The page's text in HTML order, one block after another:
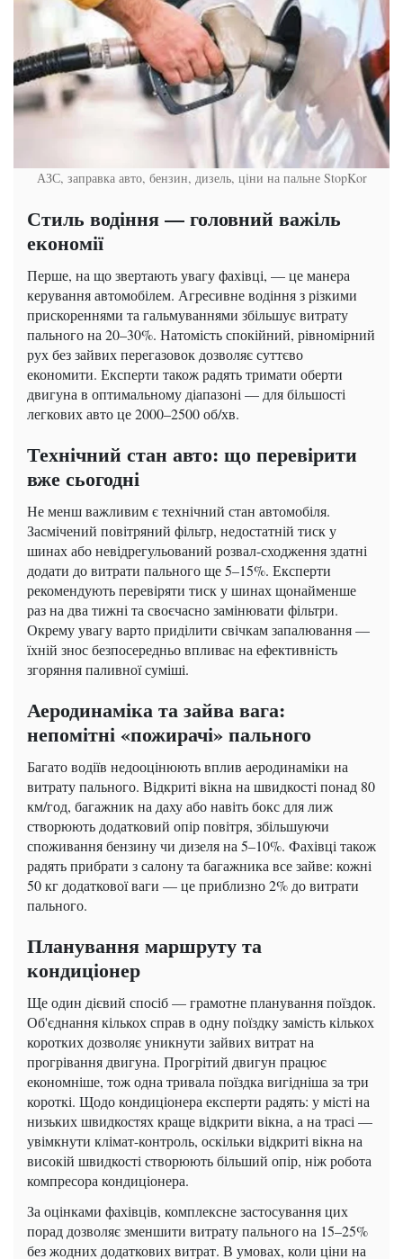
АЗС, заправка авто, бензин, дизель, ціни на пальне StopKor
Стиль водіння — головний важіль
економії
Перше, на що звертають увагу фахівці, — це манера
керування автомобілем. Агресивне водіння з різкими
прискореннями та гальмуваннями збільшує витрату
пального на 20–30%. Натомість спокійний, рівномірний
рух без зайвих перегазовок дозволяє суттєво
економити. Експерти також радять тримати оберти
двигуна в оптимальному діапазоні — для більшості
легкових авто це 2000–2500 об/хв.
Технічний стан авто: що перевірити
вже сьогодні
Не менш важливим є технічний стан автомобіля.
Засмічений повітряний фільтр, недостатній тиск у
шинах або невідрегульований розвал-сходження здатні
додати до витрати пального ще 5–15%. Експерти
рекомендують перевіряти тиск у шинах щонайменше
раз на два тижні та своєчасно замінювати фільтри.
Окрему увагу варто приділити свічкам запалювання —
їхній знос безпосередньо впливає на ефективність
згоряння паливної суміші.
Аеродинаміка та зайва вага:
непомітні «пожирачі» пального
Багато водіїв недооцінюють вплив аеродинаміки на
витрату пального. Відкриті вікна на швидкості понад 80
км/год, багажник на даху або навіть бокс для лиж
створюють додатковий опір повітря, збільшуючи
споживання бензину чи дизеля на 5–10%. Фахівці також
радять прибрати з салону та багажника все зайве: кожні
50 кг додаткової ваги — це приблизно 2% до витрати
пального.
Планування маршруту та
кондиціонер
Ще один дієвий спосіб — грамотне планування поїздок.
Об'єднання кількох справ в одну поїздку замість кількох
коротких дозволяє уникнути зайвих витрат на
прогрівання двигуна. Прогрітий двигун працює
економніше, тож одна тривала поїздка вигідніша за три
короткі. Щодо кондиціонера експерти радять: у місті на
низьких швидкостях краще відкрити вікна, а на трасі —
увімкнути клімат-контроль, оскільки відкриті вікна на
високій швидкості створюють більший опір, ніж робота
компресора кондиціонера.
За оцінками фахівців, комплексне застосування цих
порад дозволяє зменшити витрату пального на 15–25%
без жодних додаткових витрат. В умовах, коли ціни на